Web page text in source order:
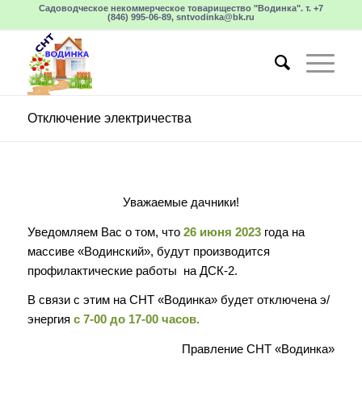
Садоводческое некоммерческое товарищество "Водинка". т. +7
(846) 995-06-89, sntvodinka@bk.ru
Отключение электричества
Уважаемые дачники!
Уведомляем Вас о том, что 26 июня 2023года на
массиве «Водинский», будут производится
профилактические работы на ДСК-2.
В связи с этим на СНТ «Водинка» будет отключена э/
энергия с 7-00 до 17-00 часов.
Правление СНТ «Водинка»